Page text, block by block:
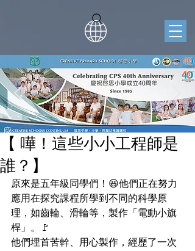
【 嘩！這些小小工程師是
誰？】
原來是五年級同學們！😆他們正在努力
應用在探究課程所學到不同的科學原
理，如齒輪、滑輪等，製作「電動小旗
桿」。🚩
他們埋首苦幹、用心製作，經歷了一次